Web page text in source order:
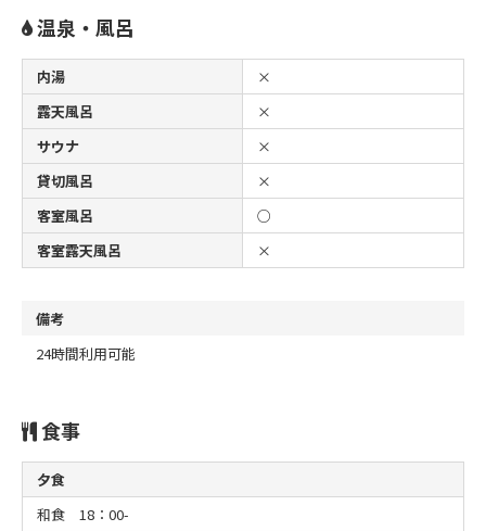
温泉・風呂
内湯
×
露天風呂
×
サウナ
×
貸切風呂
×
客室風呂
○
客室露天風呂
×
備考
24時間利用可能
食事
夕食
和食 18：00-